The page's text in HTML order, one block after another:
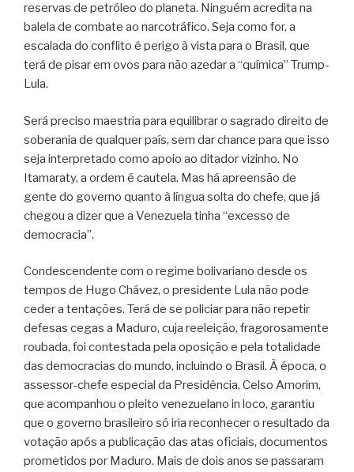
reservas de petróleo do planeta. Ninguém acredita na
balela de combate ao narcotráfico. Seja como for, a
escalada do conflito é perigo à vista para o Brasil, que
terá de pisar em ovos para não azedar a “química” Trump-
Lula.
Será preciso maestria para equilibrar o sagrado direito de
soberania de qualquer país, sem dar chance para que isso
seja interpretado como apoio ao ditador vizinho. No
Itamaraty, a ordem é cautela. Mas há apreensão de
gente do governo quanto à língua solta do chefe, que já
chegou a dizer que a Venezuela tinha “excesso de
democracia”.
Condescendente com o regime bolivariano desde os
tempos de Hugo Chávez, o presidente Lula não pode
ceder a tentações. Terá de se policiar para não repetir
defesas cegas a Maduro, cuja reeleição, fragorosamente
roubada, foi contestada pela oposição e pela totalidade
das democracias do mundo, incluindo o Brasil. À época, o
assessor-chefe especial da Presidência, Celso Amorim,
que acompanhou o pleito venezuelano in loco, garantiu
que o governo brasileiro só iria reconhecer o resultado da
votação após a publicação das atas oficiais, documentos
prometidos por Maduro. Mais de dois anos se passaram